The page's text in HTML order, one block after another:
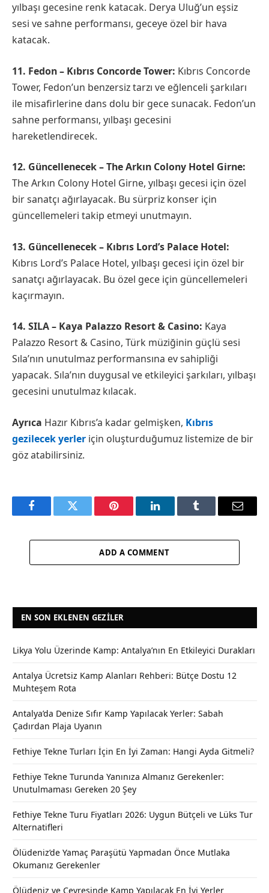
yılbaşı gecesine renk katacak. Derya Uluğ’un eşsiz
sesi ve sahne performansı, geceye özel bir hava
katacak.
11. Fedon – Kıbrıs Concorde Tower: Kıbrıs Concorde
Tower, Fedon’un benzersiz tarzı ve eğlenceli şarkıları
ile misafirlerine dans dolu bir gece sunacak. Fedon’un
sahne performansı, yılbaşı gecesini
hareketlendirecek.
12. Güncellenecek – The Arkın Colony Hotel Girne:
The Arkın Colony Hotel Girne, yılbaşı gecesi için özel
bir sanatçı ağırlayacak. Bu sürpriz konser için
güncellemeleri takip etmeyi unutmayın.
13. Güncellenecek – Kıbrıs Lord’s Palace Hotel:
Kıbrıs Lord’s Palace Hotel, yılbaşı gecesi için özel bir
sanatçı ağırlayacak. Bu özel gece için güncellemeleri
kaçırmayın.
14. SILA – Kaya Palazzo Resort & Casino: Kaya
Palazzo Resort & Casino, Türk müziğinin güçlü sesi
Sıla’nın unutulmaz performansına ev sahipliği
yapacak. Sıla’nın duygusal ve etkileyici şarkıları, yılbaşı
gecesini unutulmaz kılacak.
Ayrıca Hazır Kıbrıs’a kadar gelmişken, Kıbrıs
gezilecek yerler için oluşturduğumuz listemize de bir
göz atabilirsiniz.
FacebookTwitter Pinterest LinkedInTumblr Email
ADD A COMMENT
EN SON EKLENEN GEZILER
Likya Yolu Üzerinde Kamp: Antalya’nın En Etkileyici Durakları
Antalya Ücretsiz Kamp Alanları Rehberi: Bütçe Dostu 12
Muhteşem Rota
Antalya’da Denize Sıfır Kamp Yapılacak Yerler: Sabah
Çadırdan Plaja Uyanın
Fethiye Tekne Turları İçin En İyi Zaman: Hangi Ayda Gitmeli?
Fethiye Tekne Turunda Yanınıza Almanız Gerekenler:
Unutulmaması Gereken 20 Şey
Fethiye Tekne Turu Fiyatları 2026: Uygun Bütçeli ve Lüks Tur
Alternatifleri
Ölüdeniz’de Yamaç Paraşütü Yapmadan Önce Mutlaka
Okumanız Gerekenler
Ölüdeniz ve Çevresinde Kamp Yapılacak En İyi Yerler